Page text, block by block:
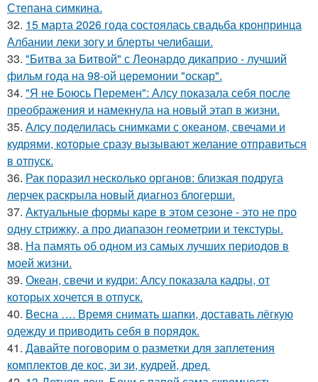
Степана симкина.
32. 15 марта 2026 года состоялась свадьба кронпринца
Албании леки зогу и блерты челибаши.
33. "Битва за Битвой" с Леонардо дикаприо - лучший
фильм года на 98-ой церемонии "оскар".
34. "Я не Боюсь Перемен": Алсу показала себя после
преображения и намекнула на новый этап в жизни.
35. Алсу поделилась снимками с океаном, свечами и
кудрями, которые сразу вызывают желание отправиться
в отпуск.
36. Рак поразил несколько органов: близкая подруга
лерчек раскрыла новый диагноз блогерши.
37. Актуальные формы каре в этом сезоне - это не про
одну стрижку, а про диапазон геометрии и текстуры.
38. На память об одном из самых лучших периодов в
моей жизни.
39. Океан, свечи и кудри: Алсу показала кадры, от
которых хочется в отпуск.
40. Весна …. Время снимать шапки, доставать лёгкую
одежду и приводить себя в порядок.
41. Давайте поговорим о разметки для заплетения
комплектов де кос, зи зи, кудрей, дред.